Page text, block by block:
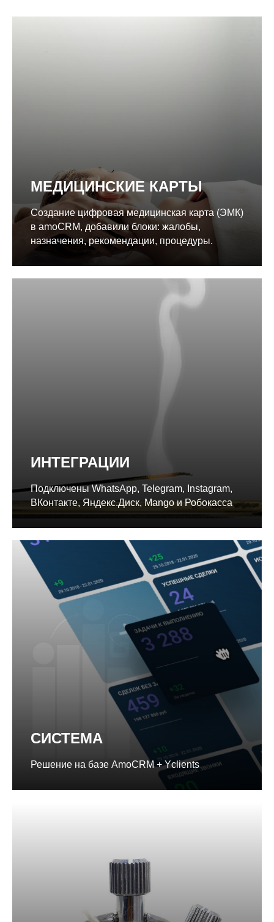
МЕДИЦИНСКИЕ КАРТЫ
Создание цифровая медицинская карта (ЭМК)
в amoCRM, добавили блоки: жалобы,
назначения, рекомендации, процедуры.
ИНТЕГРАЦИИ
Подключены WhatsApp, Telegram, Instagram,
ВКонтакте, Яндекс.Диск, Mango и Робокасса
СИСТЕМА
Решение на базе AmoCRM + Yclients